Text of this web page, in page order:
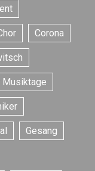
Corona
Musiktage
Gesang